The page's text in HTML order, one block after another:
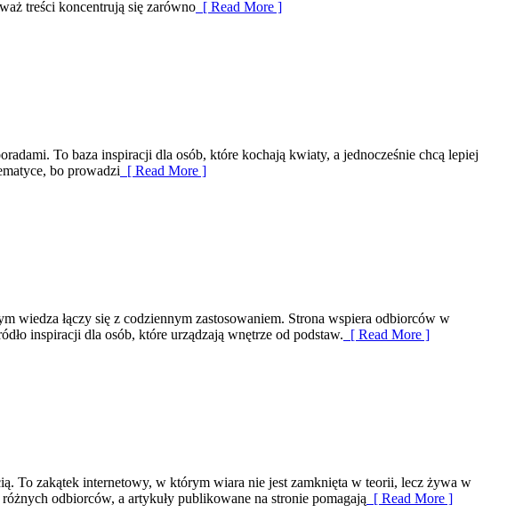
treści koncentrują się zarówno [ Read More ]
To baza inspiracji dla osób, które kochają kwiaty, a jednocześnie chcą lepiej
bo prowadzi [ Read More ]
wiedza łączy się z codziennym zastosowaniem. Strona wspiera odbiorców w
inspiracji dla osób, które urządzają wnętrze od podstaw. [ Read More ]
To zakątek internetowy, w którym wiara nie jest zamknięta w teorii, lecz żywa w
odbiorców, a artykuły publikowane na stronie pomagają [ Read More ]